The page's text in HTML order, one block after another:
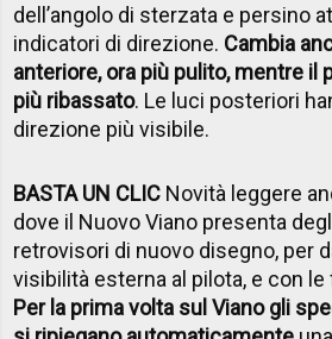
dell’angolo di sterzata e persino
indicatori di direzione. Cambia
anteriore, ora più pulito, mentre il
più ribassato. Le luci posteriori
direzione più visibile.
BASTA UN CLIC Novità leggere
dove il Nuovo Viano presenta
retrovisori di nuovo disegno, per
visibilità esterna al pilota, e con
Per la prima volta sul Viano gli